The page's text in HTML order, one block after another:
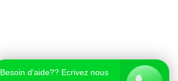
Besoin d'aide?? Ecrivez nous